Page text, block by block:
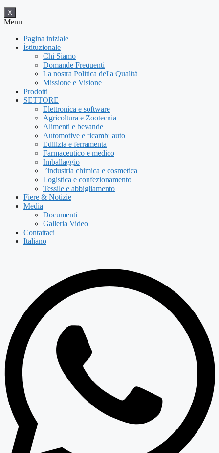
X
Menu
Pagina iniziale
İstituzionale
Chi Siamo
Domande Frequenti
La nostra Politica della Qualità
Missione e Visione
Prodotti
SETTORE
Elettronica e software
Agricoltura e Zootecnia
Alimenti e bevande
Automotive e ricambi auto
Edilizia e ferramenta
Farmaceutico e medico
Imballaggio
l’industria chimica e cosmetica
Logistica e confezionamento
Tessile e abbigliamento
Fiere & Notizie
Media
Documenti
Galleria Video
Contattaci
Italiano